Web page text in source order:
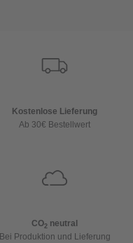
Kostenlose Lieferung
Ab 30€ Bestellwert
CO2 neutral
Bei Produktion und Lieferung